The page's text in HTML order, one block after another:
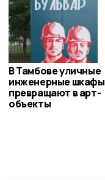
В Тамбове уличные
инженерные шкафы
превращают в арт-
объекты